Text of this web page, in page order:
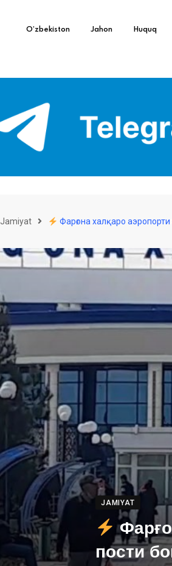
O’zbekiston Jahon Huquq
Jamiyat Фарғона халқаро
JAMIYAT
пости